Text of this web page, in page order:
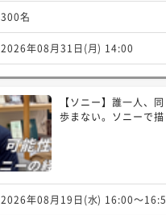
300名
2026年08月31日(月) 14:00
【ソニー】誰一人、
歩まない。ソニーで描
2026年08月19日(水) 16:00〜